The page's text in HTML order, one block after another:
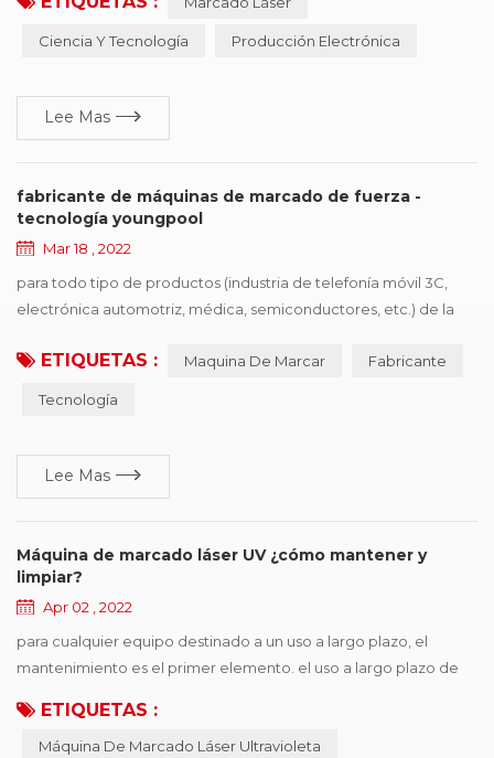
fabricación de tipo de copia , el principio de máquina de
Ciencia Y Tecnología Producción Electrónica
Lee Mas
fabricante de máquinas de marcado de fuerza -
tecnología youngpool
Mar 18 , 2022
para todo tipo de productos (industria de telefonía móvil 3C,
electrónica automotriz, médica, semiconductores, etc.) de la
controladores de dispositivos de identificación, el primer punto
mejorar la competitividad de los productos, ganar más cuota de
ETIQUETAS : Maquina De Marcar Fabricante
Tecnología
Lee Mas
Máquina de marcado láser UV ¿cómo mantener y
limpiar?
Apr 02 , 2022
para cualquier equipo destinado a un uso a largo plazo, el
mantenimiento es el primer elemento. el uso a largo plazo de
inestable, propensa a fallar., por lo tanto, se debe realizar un
mantenimiento e inspección regulares para garantizar el
ETIQUETAS :
Máquina De Marcado Láser Ultravioleta